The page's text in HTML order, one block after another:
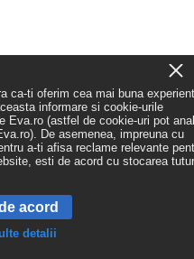
ca-ti oferim cea mai buna
informare si cookie-urile
Eva.ro (astfel de cookie-uri pot
De asemenea, impreuna cu
a-ti afisa reclame relevante
esti de acord cu stocarea
acord
detalii